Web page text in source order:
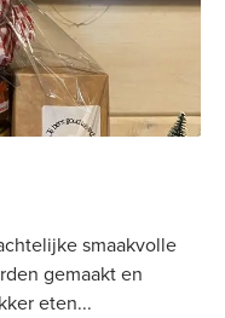
smaakvolle
gemaakt en
eten